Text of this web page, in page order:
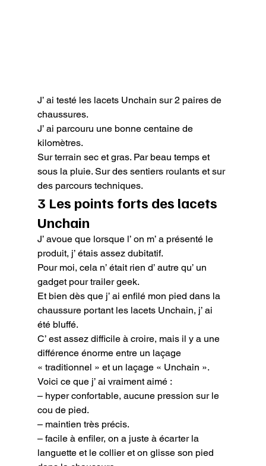
J’ ai testé les lacets Unchain sur 2 paires de
chaussures.
J’ ai parcouru une bonne centaine de
kilomètres.
Sur terrain sec et gras. Par beau temps et
sous la pluie. Sur des sentiers roulants et sur
des parcours techniques.
3 Les points forts des lacets
Unchain
J’ avoue que lorsque l’ on m’ a présenté le
produit, j’ étais assez dubitatif.
Pour moi, cela n’ était rien d’ autre qu’ un
gadget pour trailer geek.
Et bien dès que j’ ai enfilé mon pied dans la
chaussure portant les lacets Unchain, j’ ai
été bluffé.
C’ est assez difficile à croire, mais il y a une
différence énorme entre un laçage
« traditionnel » et un laçage « Unchain ».
Voici ce que j’ ai vraiment aimé :
– hyper confortable, aucune pression sur le
cou de pied.
– maintien très précis.
– facile à enfiler, on a juste à écarter la
languette et le collier et on glisse son pied